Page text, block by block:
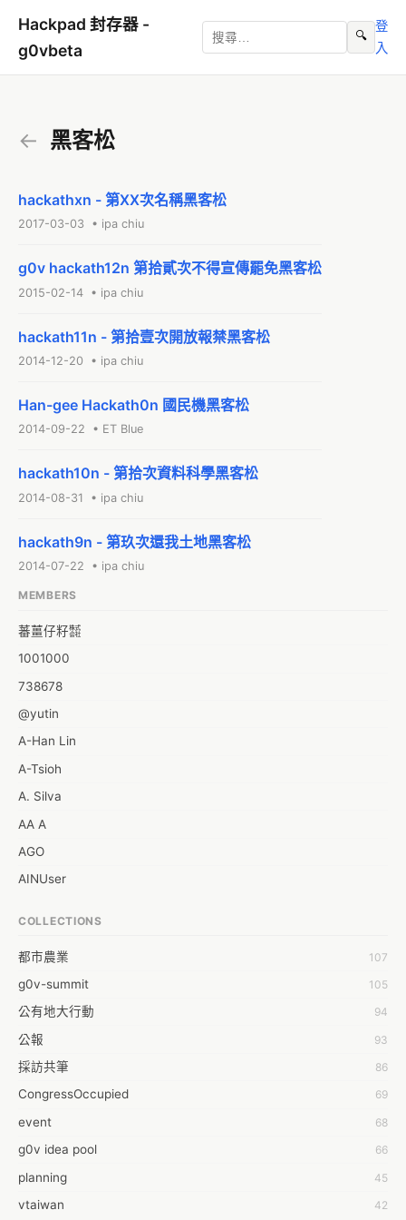
Hackpad 封存器 -
g0vbeta
🔍
登
入
← 黑客松
hackathxn - 第XX次名稱黑客松
2017-03-03 • ipa chiu
g0v hackath12n 第拾貳次不得宣傳罷免黑客松
2015-02-14 • ipa chiu
hackath11n - 第拾壹次開放報禁黑客松
2014-12-20 • ipa chiu
Han-gee Hackath0n 國民機黑客松
2014-09-22 • ET Blue
hackath10n - 第拾次資料科學黑客松
2014-08-31 • ipa chiu
hackath9n - 第玖次還我土地黑客松
2014-07-22 • ipa chiu
MEMBERS
蕃薑仔籽㍿
1001000
738678
@yutin
A-Han Lin
A-Tsioh
A. Silva
AA A
AGO
AINUser
Aaron Chen
Abby Chen
Abby Wu
Achernar Tseng
Acsa Lu
Ada Huang
Aeon Lin
Afey Hsu
Aging Huang
Ahdaa Yeh
COLLECTIONS
都市農業 107
g0v-summit 105
公有地大行動 94
公報 93
採訪共筆 86
CongressOccupied 69
event 68
g0v idea pool 66
planning 45
vtaiwan 42